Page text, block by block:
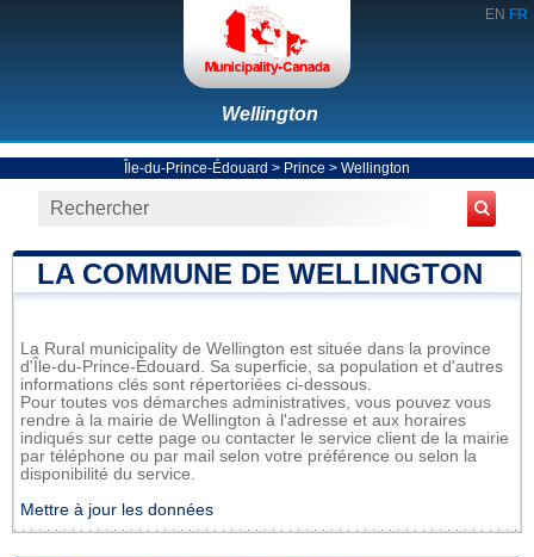
EN FR
Wellington
Île-du-Prince-Édouard > Prince > Wellington
LA COMMUNE DE WELLINGTON
La Rural municipality de Wellington est située dans la province
d'Île-du-Prince-Édouard. Sa superficie, sa population et d'autres
informations clés sont répertoriées ci-dessous.
Pour toutes vos démarches administratives, vous pouvez vous
rendre à la mairie de Wellington à l'adresse et aux horaires
indiqués sur cette page ou contacter le service client de la mairie
par téléphone ou par mail selon votre préférence ou selon la
disponibilité du service.
Mettre à jour les données